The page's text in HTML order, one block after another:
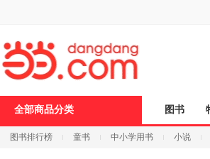
打
开
无
障
页
全部商品分类 图书
图书排行榜 童书 中小学用书 小说